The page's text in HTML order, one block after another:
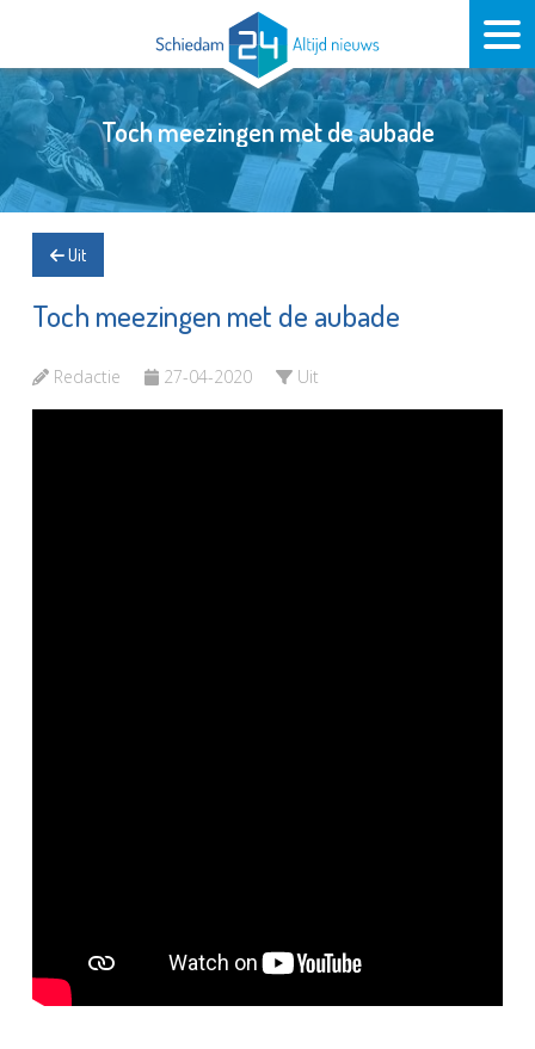
Toch meezingen met de aubade
Uit
Toch meezingen met de aubade
Redactie 27-04-2020 Uit